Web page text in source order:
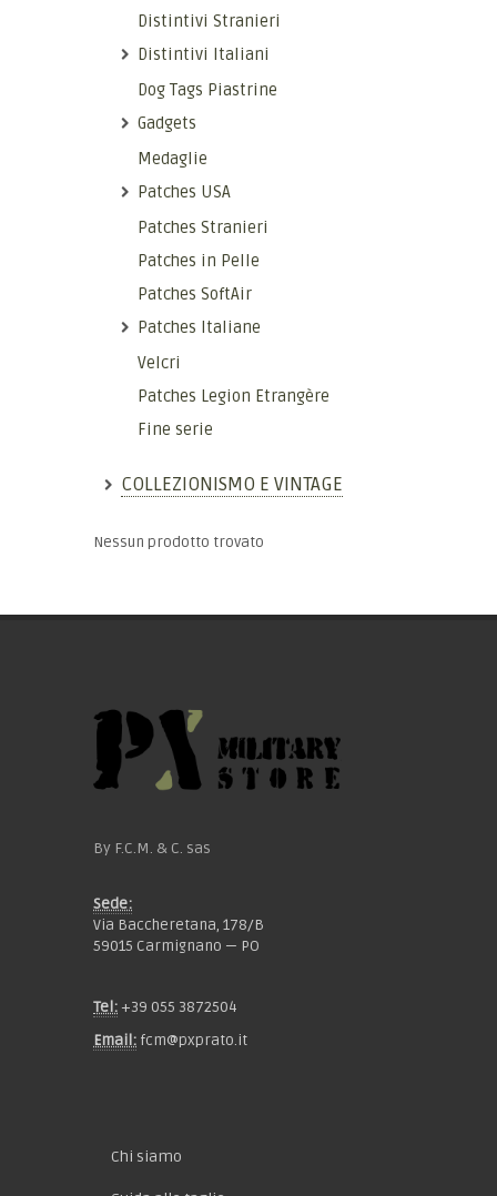
Distintivi Stranieri
Distintivi Italiani
Dog Tags Piastrine
Gadgets
Medaglie
Patches USA
Patches Stranieri
Patches in Pelle
Patches SoftAir
Patches Italiane
Velcri
Patches Legion Etrangère
Fine serie
COLLEZIONISMO E VINTAGE
Nessun prodotto trovato
By F.C.M. & C. sas
Sede:
Via Baccheretana, 178/B
59015 Carmignano — PO
Tel: +39 055 3872504
Email: fcm@pxprato.it
Chi siamo